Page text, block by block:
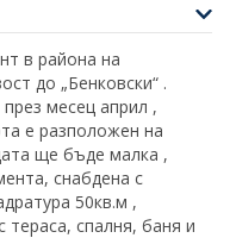
в района на
до „Бенковски“ .
месец април ,
е разположен на
ще бъде малка ,
снабдена с
50кв.м ,
тераса, спалня, баня и